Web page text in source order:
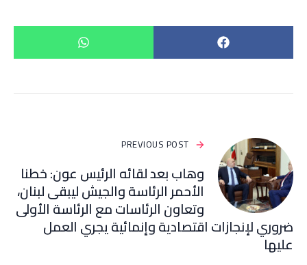
PREVIOUS POST
وهاب بعد لقائه الرئيس عون: خطنا
الأحمر الرئاسة والجيش ليبقى لبنان،
وتعاون الرئاسات مع الرئاسة الأولى
ضروري لإنجازات اقتصادية وإنمائية يجري العمل
عليها